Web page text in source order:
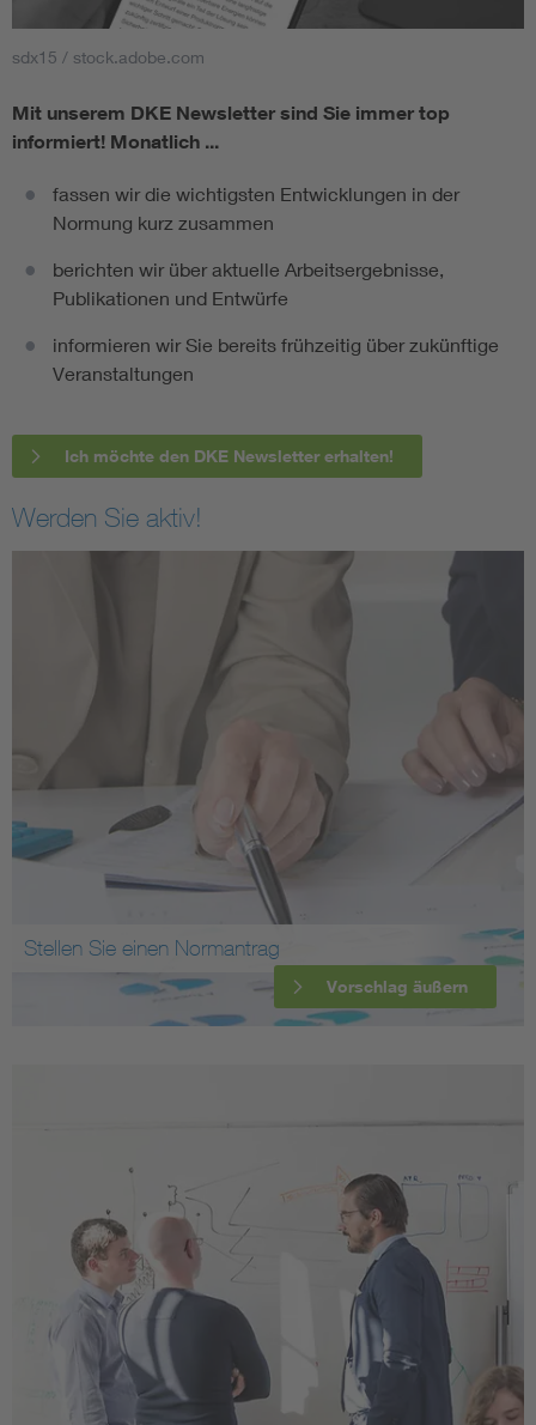
sdx15 / stock.adobe.com
Mit unserem DKE Newsletter sind Sie immer top
informiert! Monatlich ...
fassen wir die wichtigsten Entwicklungen in der
Normung kurz zusammen
berichten wir über aktuelle Arbeitsergebnisse,
Publikationen und Entwürfe
informieren wir Sie bereits frühzeitig über zukünftige
Veranstaltungen
Ich möchte den DKE Newsletter erhalten!
Werden Sie aktiv!
Stellen Sie einen Normantrag
Vorschlag äußern